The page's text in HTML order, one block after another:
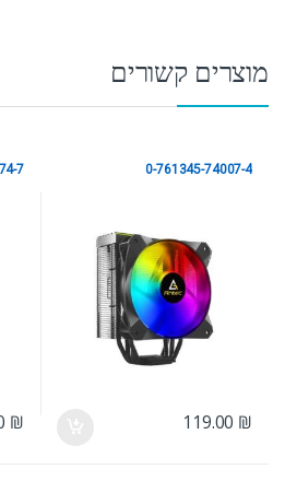
מוצרים קשורים
0-761345-74007-4
119.00 ₪
7
₪